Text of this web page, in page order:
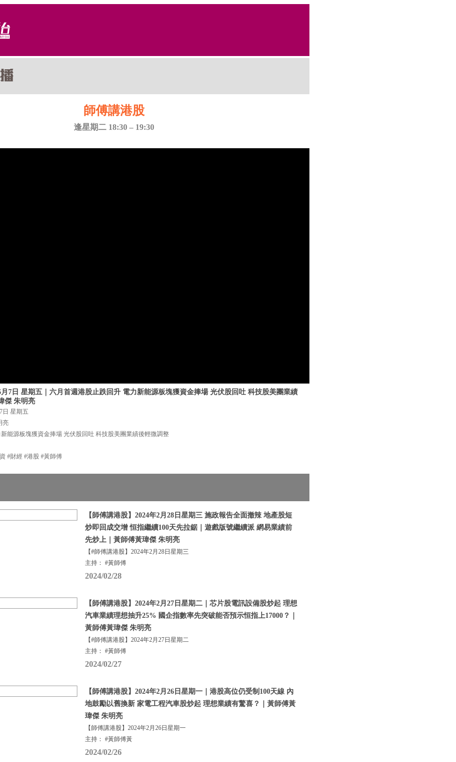
師傅講港股
逢星期二 18:30 – 19:30
7日 星期五｜六月首週港股止跌回升 電力新能源板塊獲資金捧場 光伏股回吐 科技股美團業績
傑 朱明亮
日 星期五
亮
能源板塊獲資金捧場 光伏股回吐 科技股美團業績後輕微調整
#財經 #港股 #黃師傅
【師傅講港股】2024年2月28日星期三 施政報告全面撤辣 地產股短
炒即回成交增 恒指繼續100天先拉鋸｜遊戲版號繼續派 網易業績前
先炒上｜黃師傅黃瑋傑 朱明亮
【#師傅講港股】2024年2月28日星期三
主持： #黃師傅
2024/02/28
【師傅講港股】2024年2月27日星期二｜芯片股電訊設備股炒起 理想
汽車業績理想抽升25% 國企指數率先突破能否預示恒指上17000？｜
黃師傅黃瑋傑 朱明亮
【#師傅講港股】2024年2月27日星期二
主持： #黃師傅
2024/02/27
【師傅講港股】2024年2月26日星期一｜港股高位仍受制100天線 內
地鼓勵以舊換新 家電工程汽車股炒起 理想業績有驚喜？｜黃師傅黃
瑋傑 朱明亮
【師傅講港股】2024年2月26日星期一
主持： #黃師傅黃
2024/02/26